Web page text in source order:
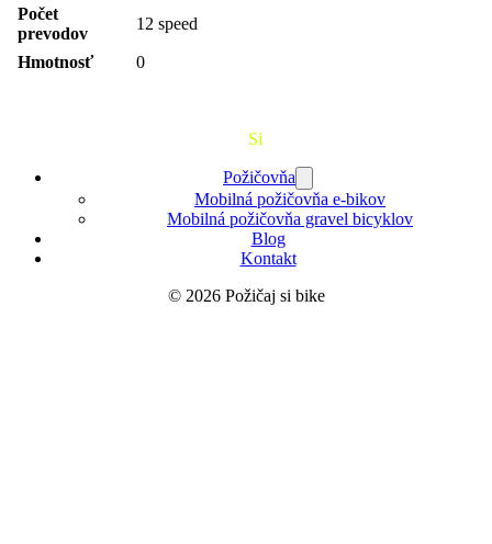
Počet
prevodov
12 speed
Hmotnosť 0
Si
Požičovňa
Mobilná požičovňa e-bikov
Mobilná požičovňa gravel bicyklov
Blog
Kontakt
© 2026 Požičaj si bike